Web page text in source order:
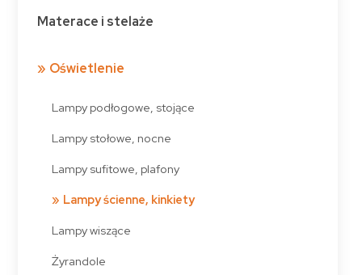
Materace i stelaże
Oświetlenie
Lampy podłogowe, stojące
Lampy stołowe, nocne
Lampy sufitowe, plafony
Lampy ścienne, kinkiety
Lampy wiszące
Żyrandole